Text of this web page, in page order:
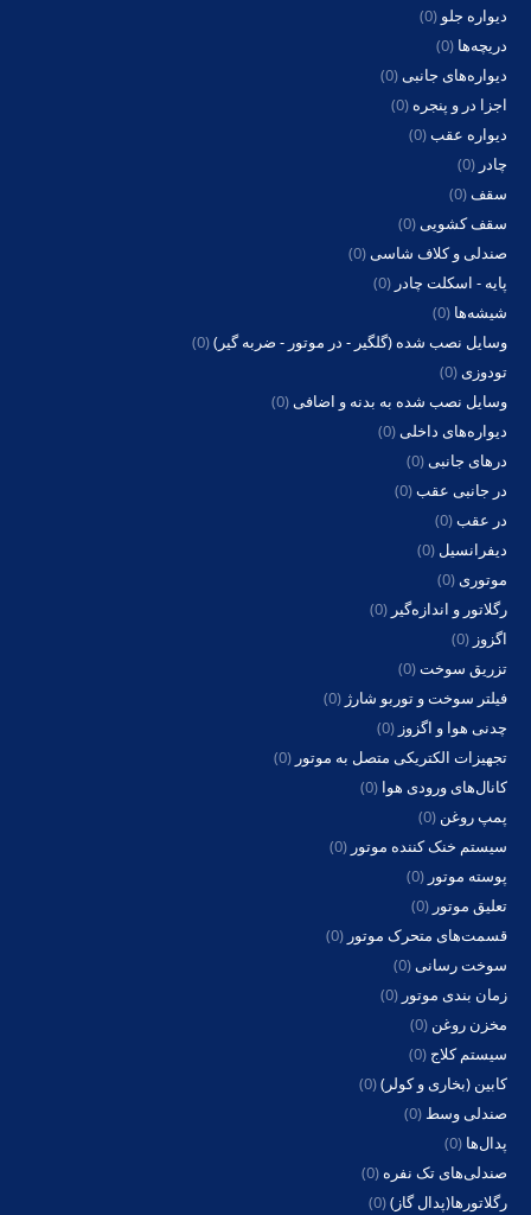
دیواره جلو (0)
دریچه‌ها (0)
دیواره‌های جانبی(0)
اجزا در و پنجره (0)
دیواره عقب(0)
چادر (0)
سقف(0)
سقف کشویی(0)
صندلی و کلاف شاسی(0)
پایه - اسکلت چادر (0)
شیشه‌ها (0)
وسایل نصب شده (گلگیر - در موتور - ضربه گیر)(0)
تودوزی(0)
وسایل نصب شده به بدنه و اضافی(0)
دیواره‌های داخلی(0)
درهای جانبی(0)
در جانبی عقب(0)
در عقب(0)
دیفرانسیل (0)
موتوری(0)
رگلاتور و اندازه‌گیر (0)
اگزوز (0)
تزریق سوخت(0)
فیلتر سوخت و توربو شارژ (0)
چدنی هوا و اگزوز (0)
تجهیزات الکتریکی متصل به موتور (0)
کانال‌های ورودی هوا (0)
پمپ روغن (0)
سیستم خنک کننده موتور (0)
پوسته موتور (0)
تعلیق موتور (0)
قسمت‌های متحرک موتور (0)
سوخت رسانی(0)
زمان بندی موتور (0)
مخزن روغن (0)
سیستم کلاج (0)
کابین (بخاری و کولر)(0)
صندلی وسط (0)
پدال‌ها (0)
صندلی‌های تک نفره (0)
رگلاتورها(پدال گاز)(0)